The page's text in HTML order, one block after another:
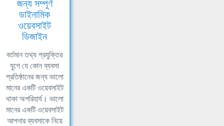
জন্য সম্পূর্ণ
ডাইনামিক
ওয়েবসাইট
ডিজাইন
বর্তমান তথ্য প্রযুক্তির
যুগে যে কোন ব্যবসা
প্রতিষ্ঠানের জন্য ভালো
মানের একটি ওয়েবসাইট
থাকা অপরিহার্য। ভালো
মানের একটি ওয়েবসাইট
আপনার ব্যবসাকে নিয়ে